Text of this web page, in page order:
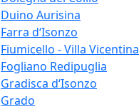
Duino Aurisina
Farra d‘Isonzo
Fiumicello - Villa Vicentina
Fogliano Redipuglia
Gradisca d‘Isonzo
Grado